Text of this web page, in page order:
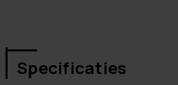
Specificaties